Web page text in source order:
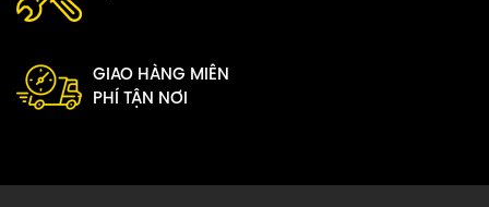
GIAO HÀNG MIỄN
PHÍ TẬN NƠI